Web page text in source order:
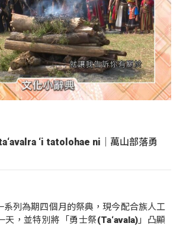
‘i tatolohae ni｜萬山部落勇
系列為期四個月的祭典，現今配合族人工
天，並特別將「勇士祭(Ta‘avala)」凸顯